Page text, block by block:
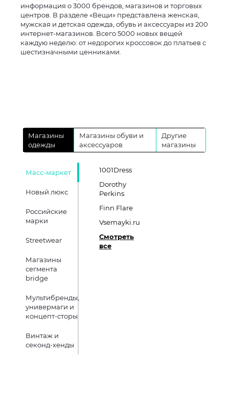
информация о 3000 брендов, магазинов и торговых
центров. В разделе «Вещи» представлена женская,
мужская и детская одежда, обувь и аксессуары из 200
интернет-магазинов. Всего 5000 новых вещей
каждую неделю: от недорогих кроссовок до платьев с
шестизначными ценниками.
Магазины
одежды
Магазины обуви и
аксессуаров
Другие
магазины
Масс-маркет
Новый люкс
Российские
марки
Streetwear
Магазины
сегмента
bridge
Мультибренды,
универмаги и
концепт-сторы
Винтаж и
секонд-хенды
1001Dress
Dorothy
Perkins
Finn Flare
Vsemayki.ru
Смотреть
все